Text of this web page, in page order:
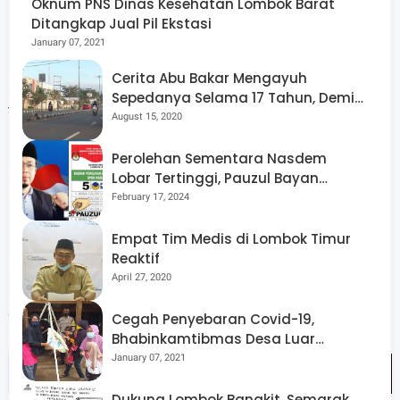
"Alhamdulillah acara debat berjalan dengan aman dan
terkendali, berkat kerja sama petugas kepolisian Polres
Lotara dengan stakeholder lainnya, dan Debat Berjalan
Lancar"ungkapnya..
Debat kedua selesai, masing-masing paslon Menuju ke
kediamannya masing-masing dikawal Walpri dan
dibackup pengawalan dari Polres KLU,"tutupnya
Oknum PNS Dinas Kesehatan Lombok Barat
Ditangkap Jual Pil Ekstasi
January 07, 2021
Cerita Abu Bakar Mengayuh
Sepedanya Selama 17 Tahun, Demi
Menggelorakan Kemerdekaan
August 15, 2020
Perolehan Sementara Nasdem
Lobar Tertinggi, Pauzul Bayan
Berpeluang “Rebut” Kursi Dapil 3
February 17, 2024
Empat Tim Medis di Lombok Timur
Reaktif
April 27, 2020
Cegah Penyebaran Covid-19,
Bhabinkamtibmas Desa Luar
Pantau Kegiatan Posyandu
January 07, 2021